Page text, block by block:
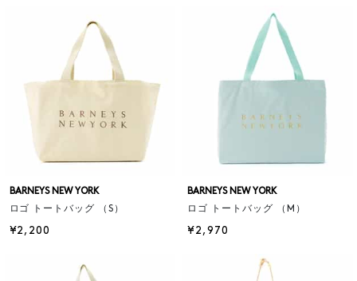
BARNEYS NEW YORK
ロゴ トートバッグ （S）
¥2,200
BARNEYS NEW YORK
ロゴ トートバッグ （M）
¥2,970